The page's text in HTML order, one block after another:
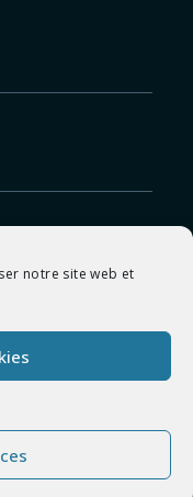
notre site web et